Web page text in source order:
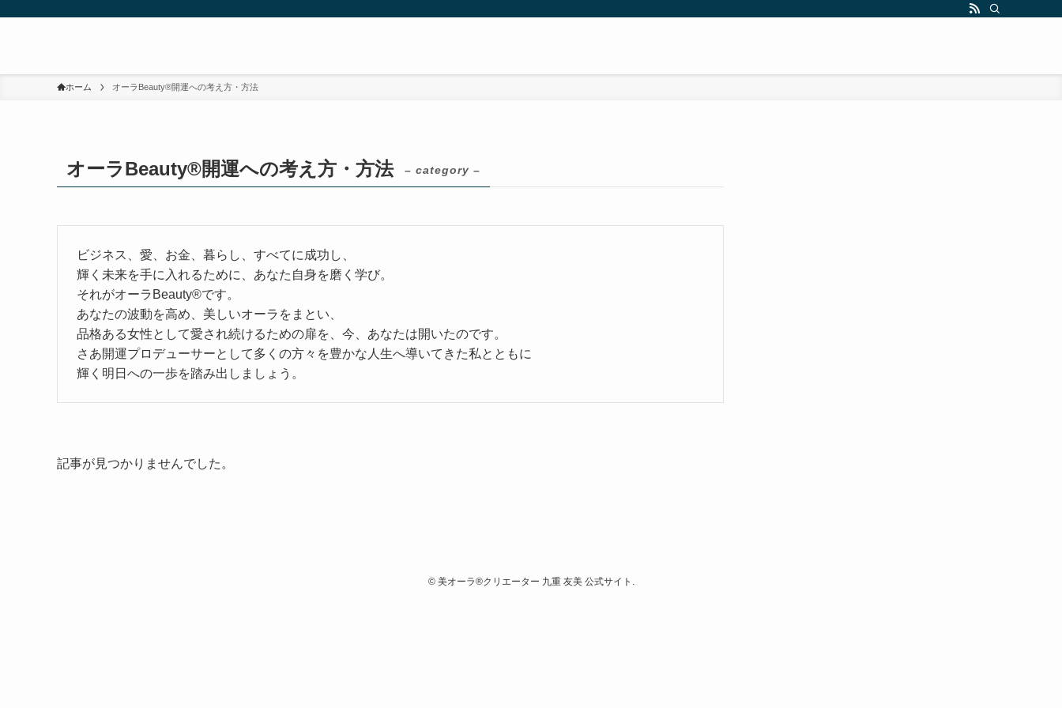
ホーム オーラBeauty®︎開運への考え方・方法
オーラBeauty®︎開運への考え方・方法 – category –
ビジネス、愛、お金、暮らし、すべてに成功し、
輝く未来を手に入れるために、あなた自身を磨く学び。
それがオーラBeauty®です。
あなたの波動を高め、美しいオーラをまとい、
品格ある女性として愛され続けるための扉を、今、あなたは開いたのです。
さあ開運プロデューサーとして多くの方々を豊かな人生へ導いてきた私とともに
輝く明日への一歩を踏み出しましょう。
記事が見つかりませんでした。
©美オーラ®クリエーター 九重 友美 公式サイト.